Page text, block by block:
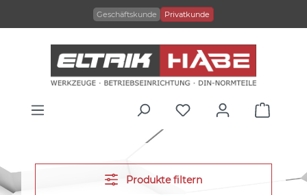
Geschäftskunde Privatkunde
Produkte filtern